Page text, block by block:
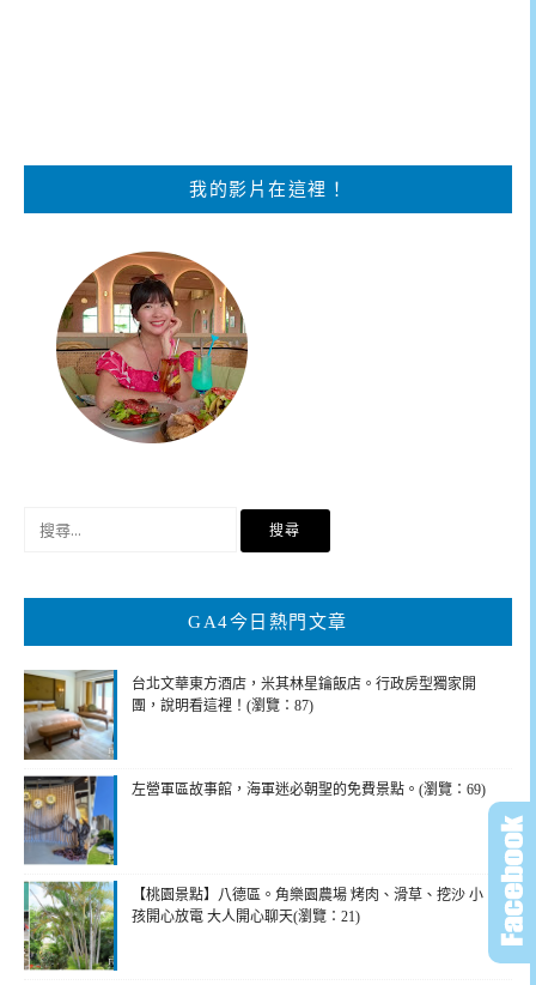
我的影片在這裡！
鍵
GA4今日熱門文章
台北文華東方酒店，米其林星鑰飯店。行政房型獨家開
團，說明看這裡！(瀏覽：87)
左營軍區故事館，海軍迷必朝聖的免費景點。(瀏覽：69)
【桃園景點】八德區。角樂園農場 烤肉、滑草、挖沙 小
孩開心放電 大人開心聊天(瀏覽：21)